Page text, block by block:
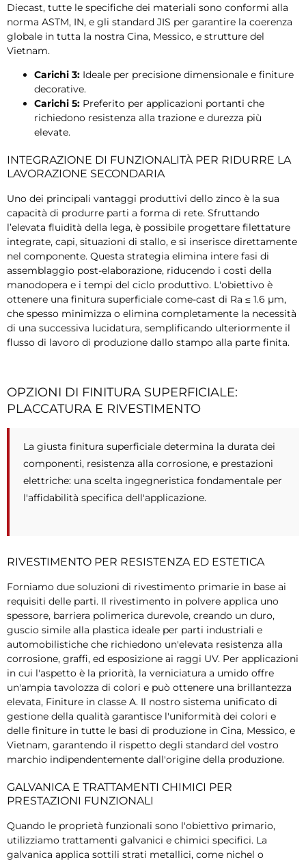
Diecast, tutte le specifiche dei materiali sono conformi alla
norma ASTM, IN, e gli standard JIS per garantire la coerenza
globale in tutta la nostra Cina, Messico, e strutture del
Vietnam.
Carichi 3: Ideale per precisione dimensionale e finiture
decorative.
Carichi 5: Preferito per applicazioni portanti che
richiedono resistenza alla trazione e durezza più
elevate.
INTEGRAZIONE DI FUNZIONALITÀ PER RIDURRE LA
LAVORAZIONE SECONDARIA
Uno dei principali vantaggi produttivi dello zinco è la sua
capacità di produrre parti a forma di rete. Sfruttando
l’elevata fluidità della lega, è possibile progettare filettature
integrate, capi, situazioni di stallo, e si inserisce direttamente
nel componente. Questa strategia elimina intere fasi di
assemblaggio post-elaborazione, riducendo i costi della
manodopera e i tempi del ciclo produttivo. L'obiettivo è
ottenere una finitura superficiale come-cast di Ra ≤ 1.6 µm,
che spesso minimizza o elimina completamente la necessità
di una successiva lucidatura, semplificando ulteriormente il
flusso di lavoro di produzione dallo stampo alla parte finita.
OPZIONI DI FINITURA SUPERFICIALE:
PLACCATURA E RIVESTIMENTO
La giusta finitura superficiale determina la durata dei
componenti, resistenza alla corrosione, e prestazioni
elettriche: una scelta ingegneristica fondamentale per
l'affidabilità specifica dell'applicazione.
RIVESTIMENTO PER RESISTENZA ED ESTETICA
Forniamo due soluzioni di rivestimento primarie in base ai
requisiti delle parti. Il rivestimento in polvere applica uno
spessore, barriera polimerica durevole, creando un duro,
guscio simile alla plastica ideale per parti industriali e
automobilistiche che richiedono un'elevata resistenza alla
corrosione, graffi, ed esposizione ai raggi UV. Per applicazioni
in cui l'aspetto è la priorità, la verniciatura a umido offre
un'ampia tavolozza di colori e può ottenere una brillantezza
elevata, Finiture in classe A. Il nostro sistema unificato di
gestione della qualità garantisce l'uniformità dei colori e
delle finiture in tutte le basi di produzione in Cina, Messico, e
Vietnam, garantendo il rispetto degli standard del vostro
marchio indipendentemente dall'origine della produzione.
GALVANICA E TRATTAMENTI CHIMICI PER
PRESTAZIONI FUNZIONALI
Quando le proprietà funzionali sono l'obiettivo primario,
utilizziamo trattamenti galvanici e chimici specifici. La
galvanica applica sottili strati metallici, come nichel o